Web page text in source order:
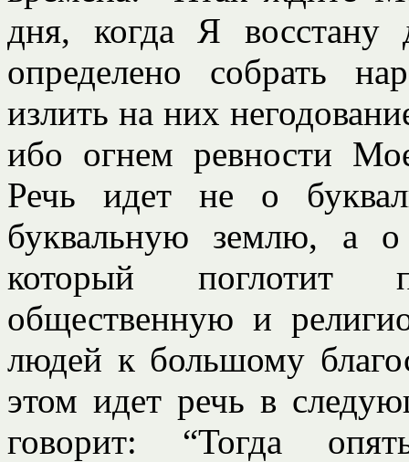
дня, когда Я
определено собрать
излить на них
ибо огнем ревности
Речь идет не о
буквальную землю, а о
который поглотит
общественную и
людей к большому
этом идет речь в
говорит: “Тогда